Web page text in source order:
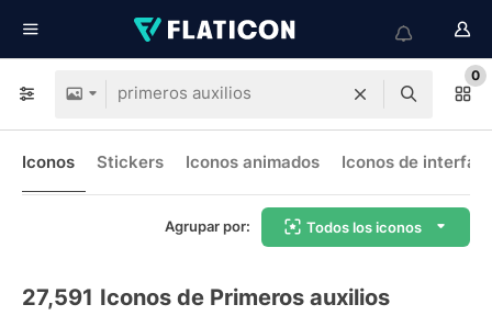
0
Iconos Stickers Iconos animados Iconos de interfaz
Agrupar por: Todos los iconos
27,591 Iconos de Primeros auxilios